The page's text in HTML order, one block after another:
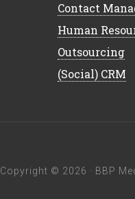
Contact
Human
Outsourcing
(Social) CRM
Copyright © 2026 · BBP